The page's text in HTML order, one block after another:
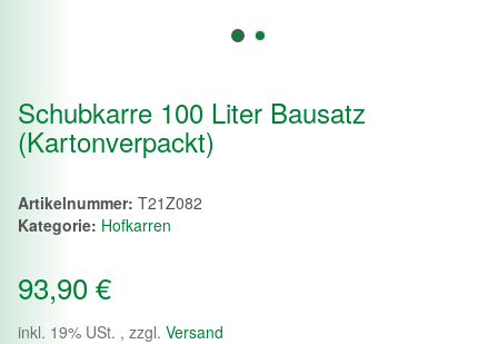
Schubkarre 100 Liter Bausatz
(Kartonverpackt)
Artikelnummer: T21Z082
Kategorie: Hofkarren
93,90 €
inkl. 19% USt. , zzgl. Versand